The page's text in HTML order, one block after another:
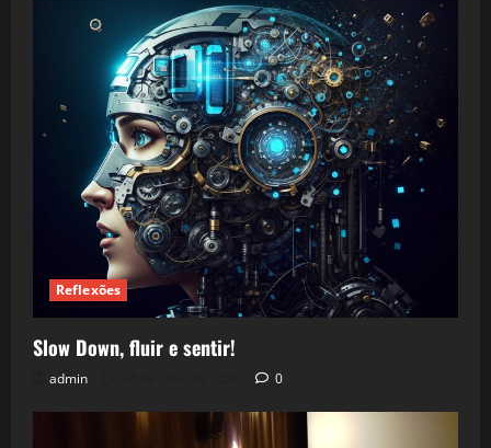
Reflexões
Slow Down, fluir e sentir!
admin 0